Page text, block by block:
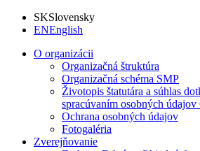
SKSlovensky
ENEnglish
O organizácii
Organizačná štruktúra
Organizačná schéma SMP
Životopis štatutára a súhlas
spracúvaním osobných údajov
Ochrana osobných údajov
Fotogaléria
Zverejňovanie